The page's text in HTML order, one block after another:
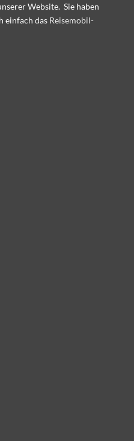
Website. Sie haben
einfach das Reisemobil-